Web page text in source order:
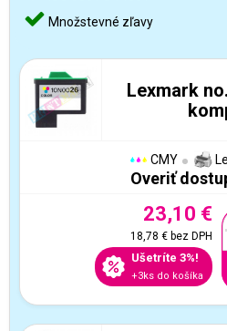
Množstevné zľavy
Lexmark
CMY
Overiť
23,10 €
18,78 €bez DPH
Ušetríte 3%!
+3ks do košíka